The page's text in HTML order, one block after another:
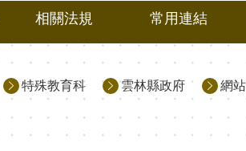
相關法規 常用連結
特殊教育科 雲林縣政府 網